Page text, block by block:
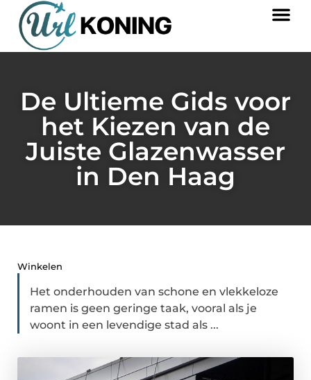
De Ultieme Gids voor
het Kiezen van de
Juiste Glazenwasser
in Den Haag
Winkelen
Het onderhouden van schone en vlekkeloze
ramen is geen geringe taak, vooral als je
woont in een levendige stad als ...